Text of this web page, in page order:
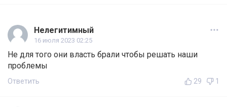
Нелегитимный
16 июля 2023 02:25
Не для того они власть брали чтобы решать наши
проблемы
Ответить 29 1